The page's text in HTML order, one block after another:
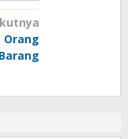
Orang